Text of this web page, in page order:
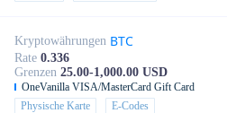
Kryptowährungen BTC
Rate 0.336
Grenzen 25.00-1,000.00 USD
OneVanilla VISA/MasterCard Gift Card
Physische Karte
E-Codes